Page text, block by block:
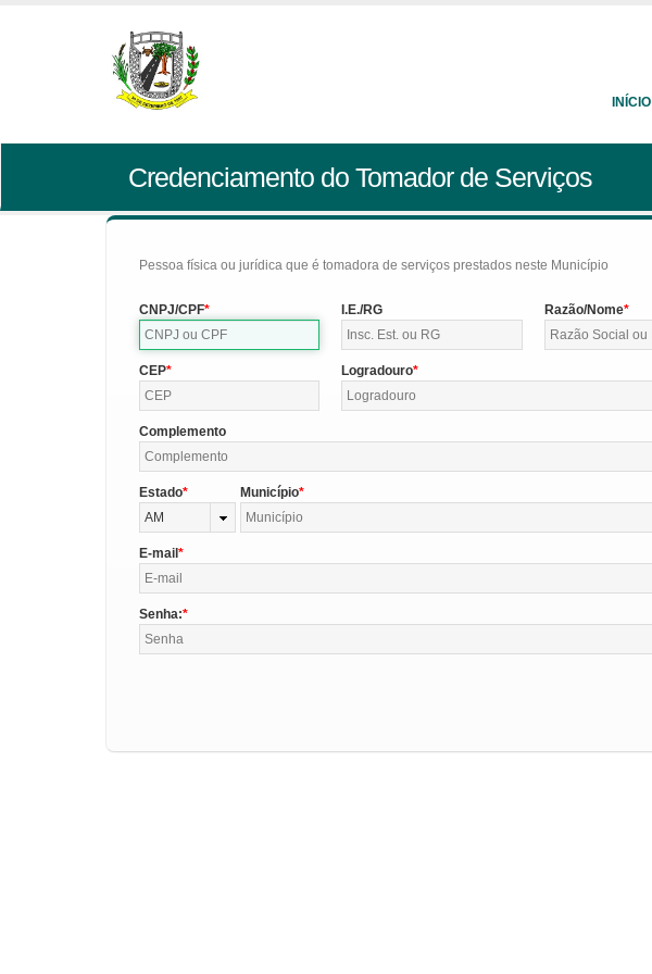
INÍCIO
Credenciamento do Tomador de Serviços
Pessoa física ou jurídica que é tomadora de serviços prestados neste Município
CNPJ/CPF I.E./RG Razão/Nome
CEP Logradouro
Complemento
Estado
AM
Município
E-mail
Senha: